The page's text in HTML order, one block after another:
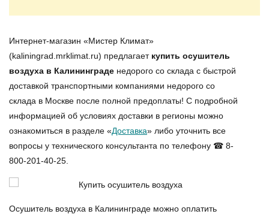
Интернет-магазин «Мистер Климат»
(kaliningrad.mrklimat.ru) предлагает купить осушитель
воздуха в Калининграде недорого со склада с быстрой
доставкой транспортными компаниями недорого со
склада в Москве после полной предоплаты! С подробной
информацией об условиях доставки в регионы можно
ознакомиться в разделе «Доставка» либо уточнить все
вопросы у технического консультанта по телефону ☎ 8-
800-201-40-25.
Осушитель воздуха в Калининграде можно оплатить